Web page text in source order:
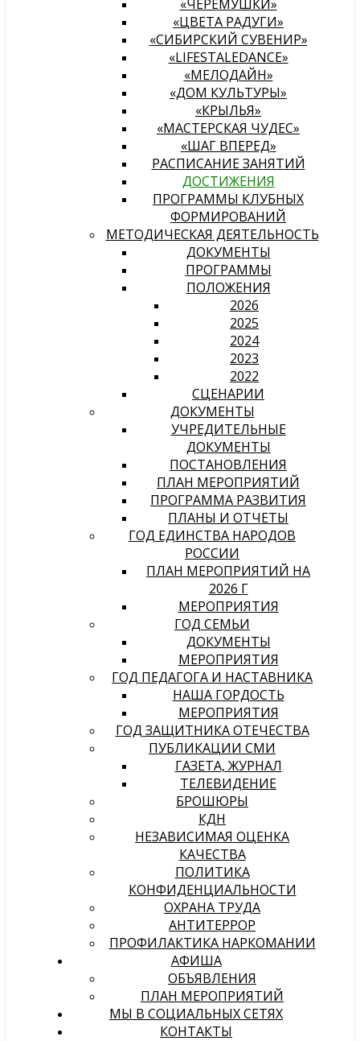
«ЧЕРЁМУШКИ»
«ЦВЕТА РАДУГИ»
«СИБИРСКИЙ СУВЕНИР»
«LIFESTALEDANCE»
«МЕЛОДАЙН»
«ДОМ КУЛЬТУРЫ»
«КРЫЛЬЯ»
«МАСТЕРСКАЯ ЧУДЕС»
«ШАГ ВПЕРЕД»
РАСПИСАНИЕ ЗАНЯТИЙ
ДОСТИЖЕНИЯ
ПРОГРАММЫ КЛУБНЫХ
ФОРМИРОВАНИЙ
МЕТОДИЧЕСКАЯ ДЕЯТЕЛЬНОСТЬ
ДОКУМЕНТЫ
ПРОГРАММЫ
ПОЛОЖЕНИЯ
2026
2025
2024
2023
2022
СЦЕНАРИИ
ДОКУМЕНТЫ
УЧРЕДИТЕЛЬНЫЕ
ДОКУМЕНТЫ
ПОСТАНОВЛЕНИЯ
ПЛАН МЕРОПРИЯТИЙ
ПРОГРАММА РАЗВИТИЯ
ПЛАНЫ И ОТЧЕТЫ
ГОД ЕДИНСТВА НАРОДОВ
РОССИИ
ПЛАН МЕРОПРИЯТИЙ НА
2026 Г
МЕРОПРИЯТИЯ
ГОД СЕМЬИ
ДОКУМЕНТЫ
МЕРОПРИЯТИЯ
ГОД ПЕДАГОГА И НАСТАВНИКА
НАША ГОРДОСТЬ
МЕРОПРИЯТИЯ
ГОД ЗАЩИТНИКА ОТЕЧЕСТВА
ПУБЛИКАЦИИ СМИ
ГАЗЕТА, ЖУРНАЛ
ТЕЛЕВИДЕНИЕ
БРОШЮРЫ
КДН
НЕЗАВИСИМАЯ ОЦЕНКА
КАЧЕСТВА
ПОЛИТИКА
КОНФИДЕНЦИАЛЬНОСТИ
ОХРАНА ТРУДА
АНТИТЕРРОР
ПРОФИЛАКТИКА НАРКОМАНИИ
АФИША
ОБЪЯВЛЕНИЯ
ПЛАН МЕРОПРИЯТИЙ
МЫ В СОЦИАЛЬНЫХ СЕТЯХ
КОНТАКТЫ